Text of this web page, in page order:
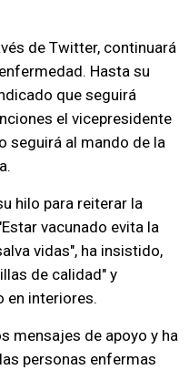
de Twitter, continuará
Hasta su
que seguirá
el vicepresidente
seguirá al mando de la
hilo para reiterar la
vacunado evita la
vidas", ha insistido,
de calidad" y
en interiores.
mensajes de apoyo y ha
personas enfermas